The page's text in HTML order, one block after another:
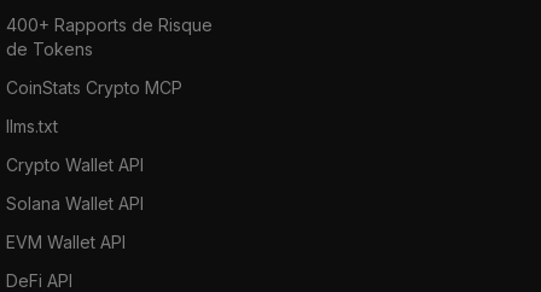
400+ Rapports de Risque
de Tokens
CoinStats Crypto MCP
llms.txt
Crypto Wallet API
Solana Wallet API
EVM Wallet API
DeFi API